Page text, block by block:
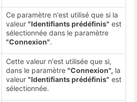
Ce paramètre n'est utilisé que si la
valeur "Identifiants prédéfinis" est
sélectionnée dans le paramètre
"Connexion".
Cette valeur n'est utilisée que si,
dans le paramètre "Connexion", la
valeur "Identifiants prédéfinis" est
sélectionnée.